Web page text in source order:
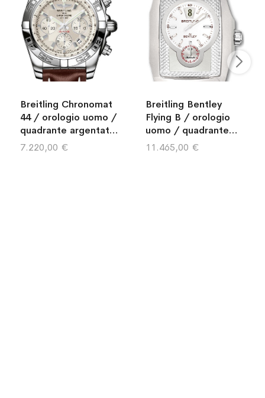
Breitling Chronomat
44 / orologio uomo /
quadrante argentato
sierra / cassa acciaio
/ cinturino pelle
7.220,00 €
Breitling Bentley
Flying B / orologio
uomo / quadrante
argentato con
madreperla / cassa
11.465,00 €